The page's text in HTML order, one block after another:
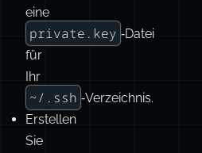
eine
private.key ‑Datei
für
Ihr
~/.ssh ‑Verzeichnis.
Erstellen
Sie